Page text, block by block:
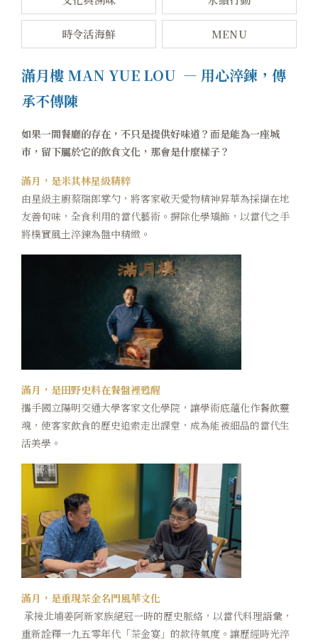
時令活海鮮 MENU
滿月樓 MAN YUE LOU — 用心淬鍊，傳
承不傳陳
如果一間餐廳的存在，不只是提供好味道？而是能為一座城
市，留下屬於它的飲食文化，那會是什麼樣子？
滿月，是米其林星級精粹
由星級主廚蔡瑞郎掌勺，將客家敬天愛物精神昇華為採擷在地
友善旬味，全食利用的當代藝術。摒除化學矯飾，以當代之手
將樸實風土淬鍊為盤中精緻。
滿月，是田野史料在餐盤裡甦醒
攜手國立陽明交通大學客家文化學院，讓學術底蘊化作餐飲靈
魂，使客家飲食的歷史追索走出課堂，成為能被細品的當代生
活美學。
滿月，是重現茶金名門風華文化
承接北埔姜阿新家族絕冠一時的歷史脈絡，以當代料理語彙，
重新詮釋一九五零年代「茶金宴」的款待氣度。讓歷經時光淬
設施服務
卡樂次元
煙波早午餐
在地旅行
永續專區
常見問題
聯絡我們
煙波顧客評論